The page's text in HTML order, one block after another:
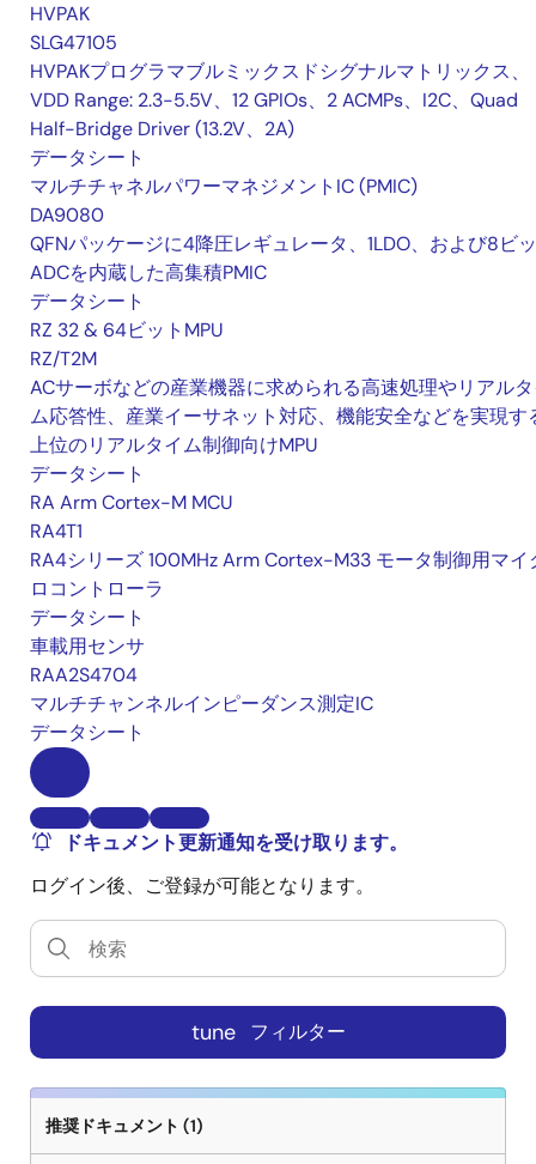
HVPAK
SLG47105
HVPAKプログラマブルミックスドシグナルマトリックス、
VDD Range: 2.3-5.5V、12 GPIOs、2 ACMPs、I2C、Quad
Half-Bridge Driver (13.2V、2A)
データシート
マルチチャネルパワーマネジメントIC (PMIC)
DA9080
QFNパッケージに4降圧レギュレータ、1LDO、および8ビ
ADCを内蔵した高集積PMIC
データシート
RZ 32 & 64ビットMPU
RZ/T2M
ACサーボなどの産業機器に求められる高速処理やリアル
ム応答性、産業イーサネット対応、機能安全などを実現す
上位のリアルタイム制御向けMPU
データシート
RA Arm Cortex-M MCU
RA4T1
RA4シリーズ 100MHz Arm Cortex-M33 モータ制御用マイ
ロコントローラ
データシート
車載用センサ
RAA2S4704
マルチチャンネルインピーダンス測定IC
データシート
ドキュメント更新通知を受け取ります。
ログイン後、ご登録が可能となります。
tune フィルター
推奨ドキュメント (1)